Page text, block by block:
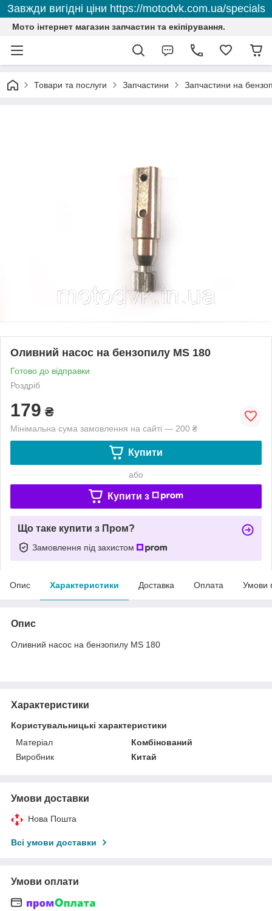
Завжди вигідні ціни https://motodvk.com.ua/specials
Мото інтернет магазин запчастин та екіпірування.
Товари та послуги Запчастини Запчастини на
Оливний насос на бензопилу MS 180
Готово до відправки
Роздріб
179 ₴
Мінімальна сума замовлення на сайті — 200 ₴
Купити
або
Купити з
Що таке купити з Пром?
Замовлення під захистом
Опис Характеристики Доставка Оплата Умови
Опис
Оливний насос на бензопилу MS 180
Характеристики
Користувальницькі характеристики
Матеріал
Комбінований
Виробник
Китай
Умови доставки
Нова Пошта
Всі умови доставки
Умови оплати